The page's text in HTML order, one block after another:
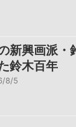
新興画派・
鈴木百年
8/5